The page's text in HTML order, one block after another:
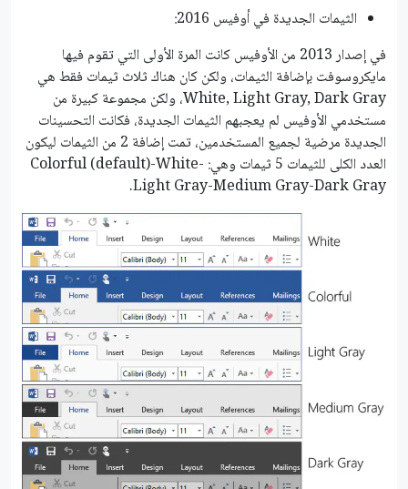
الثيمات الجديدة في أوفيس 2016:
في إصدار 2013 من الأوفيس كانت المرة الأولى التي تقوم فيها
مايكروسوفت بإضافة الثيمات، ولكن كان هناك ثلاث ثيمات فقط هي
White, Light Gray, Dark Gray، ولكن مجموعة كبيرة من
مستخدمي الأوفيس لم يعجبهم الثيمات الجديدة، فكانت التحسينات
الجديدة مرضية لجميع المستخدمين، تمت إضافة 2 من الثيمات ليكون
العدد الكلى للثيمات 5 ثيمات وهي: Colorful (default)-White-
Light Gray-Medium Gray-Dark Gray.